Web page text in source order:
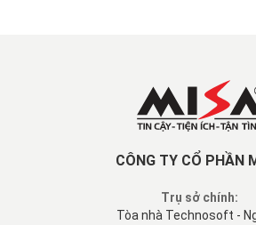
CÔNG TY CỔ PHẦN
Trụ sở chính:
Tòa nhà Technosoft -